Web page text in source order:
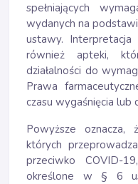
spełniających
wydanych na
ustawy.
również apteki,
działalności do
Prawa
czasu wygaśnięcia lub
Powyższe
których
przeciwko COVID-
określone w § 6